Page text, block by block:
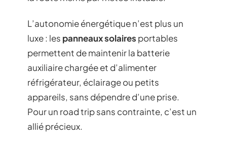
L’autonomie énergétique n’est plus un
luxe : les panneaux solaires portables
permettent de maintenir la batterie
auxiliaire chargée et d’alimenter
réfrigérateur, éclairage ou petits
appareils, sans dépendre d’une prise.
Pour un road trip sans contrainte, c’est un
allié précieux.